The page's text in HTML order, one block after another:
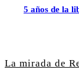
5 años de la
La mirada de